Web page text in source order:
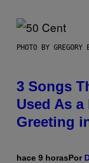
PHOTO BY GREGORY
3 Songs
Used As
Greeting
hace 9 horasPor